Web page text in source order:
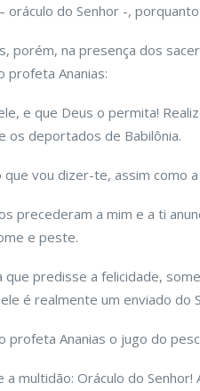
oráculo do Senhor -,
porém, na presença dos
profeta Ananias:
e que Deus o permita!
os deportados de Babilônia.
que vou dizer-te, assim como
precederam a mim e a ti
e peste.
predisse a felicidade,
é realmente um enviado do
profeta Ananias o jugo do
a multidão: Oráculo do